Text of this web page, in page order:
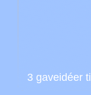
3 gaveidéer